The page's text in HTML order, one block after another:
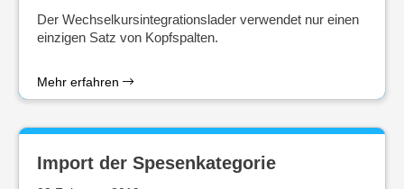
Der Wechselkursintegrationslader verwendet nur einen
einzigen Satz von Kopfspalten.
Mehr erfahren
Import der Spesenkategorie